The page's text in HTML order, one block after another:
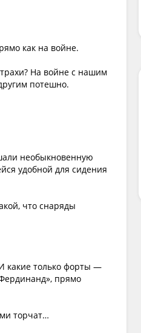
как на войне.
На войне с нашим
потешно.
необыкновенную
удобной для сидения
что снаряды
какие только форты —
прямо
торчат…